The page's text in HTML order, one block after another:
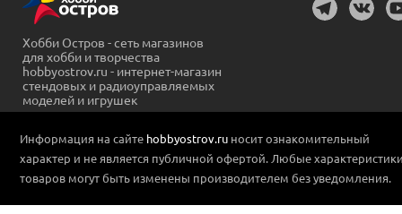
Хобби Остров - сеть магазинов
для хобби и творчества
hobbyostrov.ru - интернет-магазин
стендовых и радиоуправляемых
моделей и игрушек
Информация на сайте hobbyostrov.ru носит ознакомительный
характер и не является публичной офертой. Любые
товаров могут быть изменены производителем без уведомления.